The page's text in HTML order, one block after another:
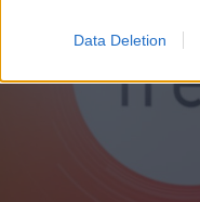
Data Deletion